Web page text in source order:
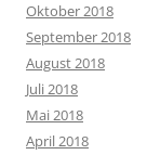
Oktober 2018
September 2018
August 2018
Juli 2018
Mai 2018
April 2018